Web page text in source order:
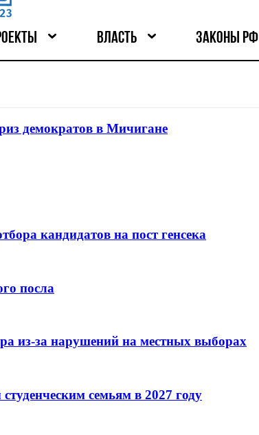
ВЛАСТЬ ЗАКОНЫ РФ
демократов в Мичигане
кандидатов на пост генсека
посла
из-за нарушений на местных выборах
семьям в 2027 году